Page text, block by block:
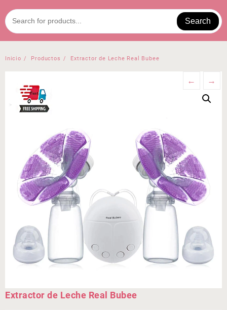
Search
Inicio Productos Extractor de Leche Real Bubee
← →
Extractor de Leche Real Bubee